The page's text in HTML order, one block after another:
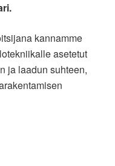
kannamme
asetetut
ja laadun suhteen,